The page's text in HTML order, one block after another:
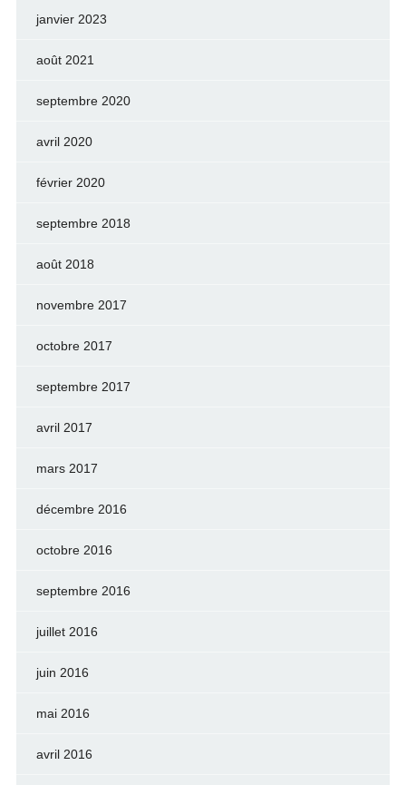
janvier 2023
août 2021
septembre 2020
avril 2020
février 2020
septembre 2018
août 2018
novembre 2017
octobre 2017
septembre 2017
avril 2017
mars 2017
décembre 2016
octobre 2016
septembre 2016
juillet 2016
juin 2016
mai 2016
avril 2016